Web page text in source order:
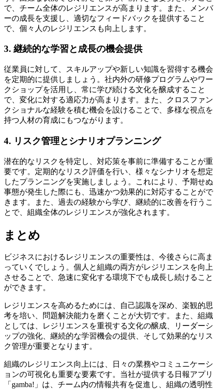
で、チーム全体のレジリエンスが高まります。また、メンバ
ーの成長を支援し、適切なフィードバックを提供すること
で、個々人のレジリエンスも向上します。
3. 継続的な学習と成長の機会提供
従業員に対して、スキルアップや新しい知識を習得する機会
を定期的に提供しましょう。社内外の研修プログラムやワー
クショップを活用し、常に学び続ける文化を醸成すること
で、変化に対する適応力が高まります。また、クロスファン
クショナルな経験を積む機会を設けることで、多様な視点を
持つ人材の育成にもつながります。
4. リスク管理とシナリオプランニング
潜在的なリスクを特定し、対応策を事前に準備することが重
要です。定期的なリスク評価を行い、様々なシナリオを想定
したプランニングを実施しましょう。これにより、予期せぬ
事態が発生した際にも、迅速かつ効果的に対応することがで
きます。また、過去の経験から学び、継続的に改善を行うこ
とで、組織全体のレジリエンスが強化されます。
まとめ
ビジネスにおけるレジリエンスの重要性は、今後さらに高ま
っていくでしょう。個人と組織の両方がレジリエンスを向上
させることで、急速に変化する環境下でも成長し続けること
ができます。
レジリエンスを高めるためには、自己認識を深め、楽観的思
考を培い、問題解決能力を磨くことが大切です。また、組織
としては、レジリエンスを重視する文化の醸成、リーダーシ
ップの強化、継続的な学習機会の提供、そして効果的なリス
ク管理が重要となります。
組織のレジリエンス向上には、日々の業務やコミュニケーシ
ョンの可視化も重要な要素です。当社が提供する日報アプリ
「gamba!」は、チーム内の情報共有を促進し、組織の透明性